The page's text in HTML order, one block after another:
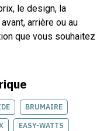
le design, la
arrière ou au
que vous souhaitez
BRUMAIRE
EASY-WATTS